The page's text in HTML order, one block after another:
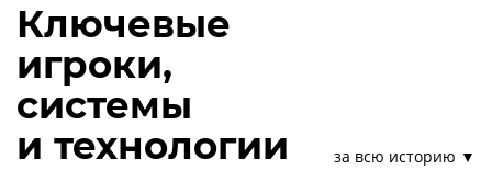
Ключевые
игроки,
системы
и технологии
за всю историю ▼